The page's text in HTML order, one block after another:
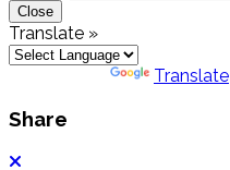
Close
Translate »
Translate
Share